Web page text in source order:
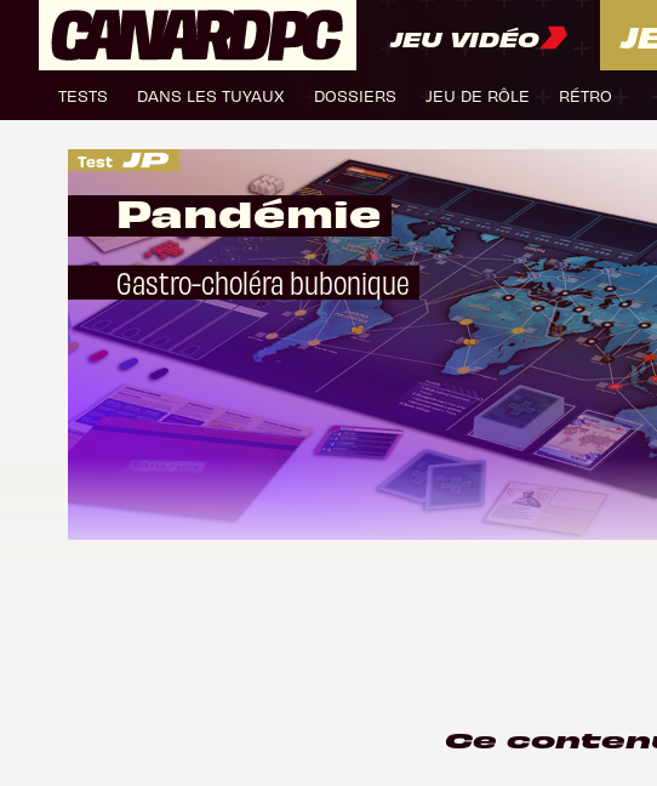
JEU VIDÉO
TESTS DANS LES TUYAUX DOSSIERS JEU DE RÔLE RÉTRO
Test
Pandémie
Gastro-choléra bubonique
Ce